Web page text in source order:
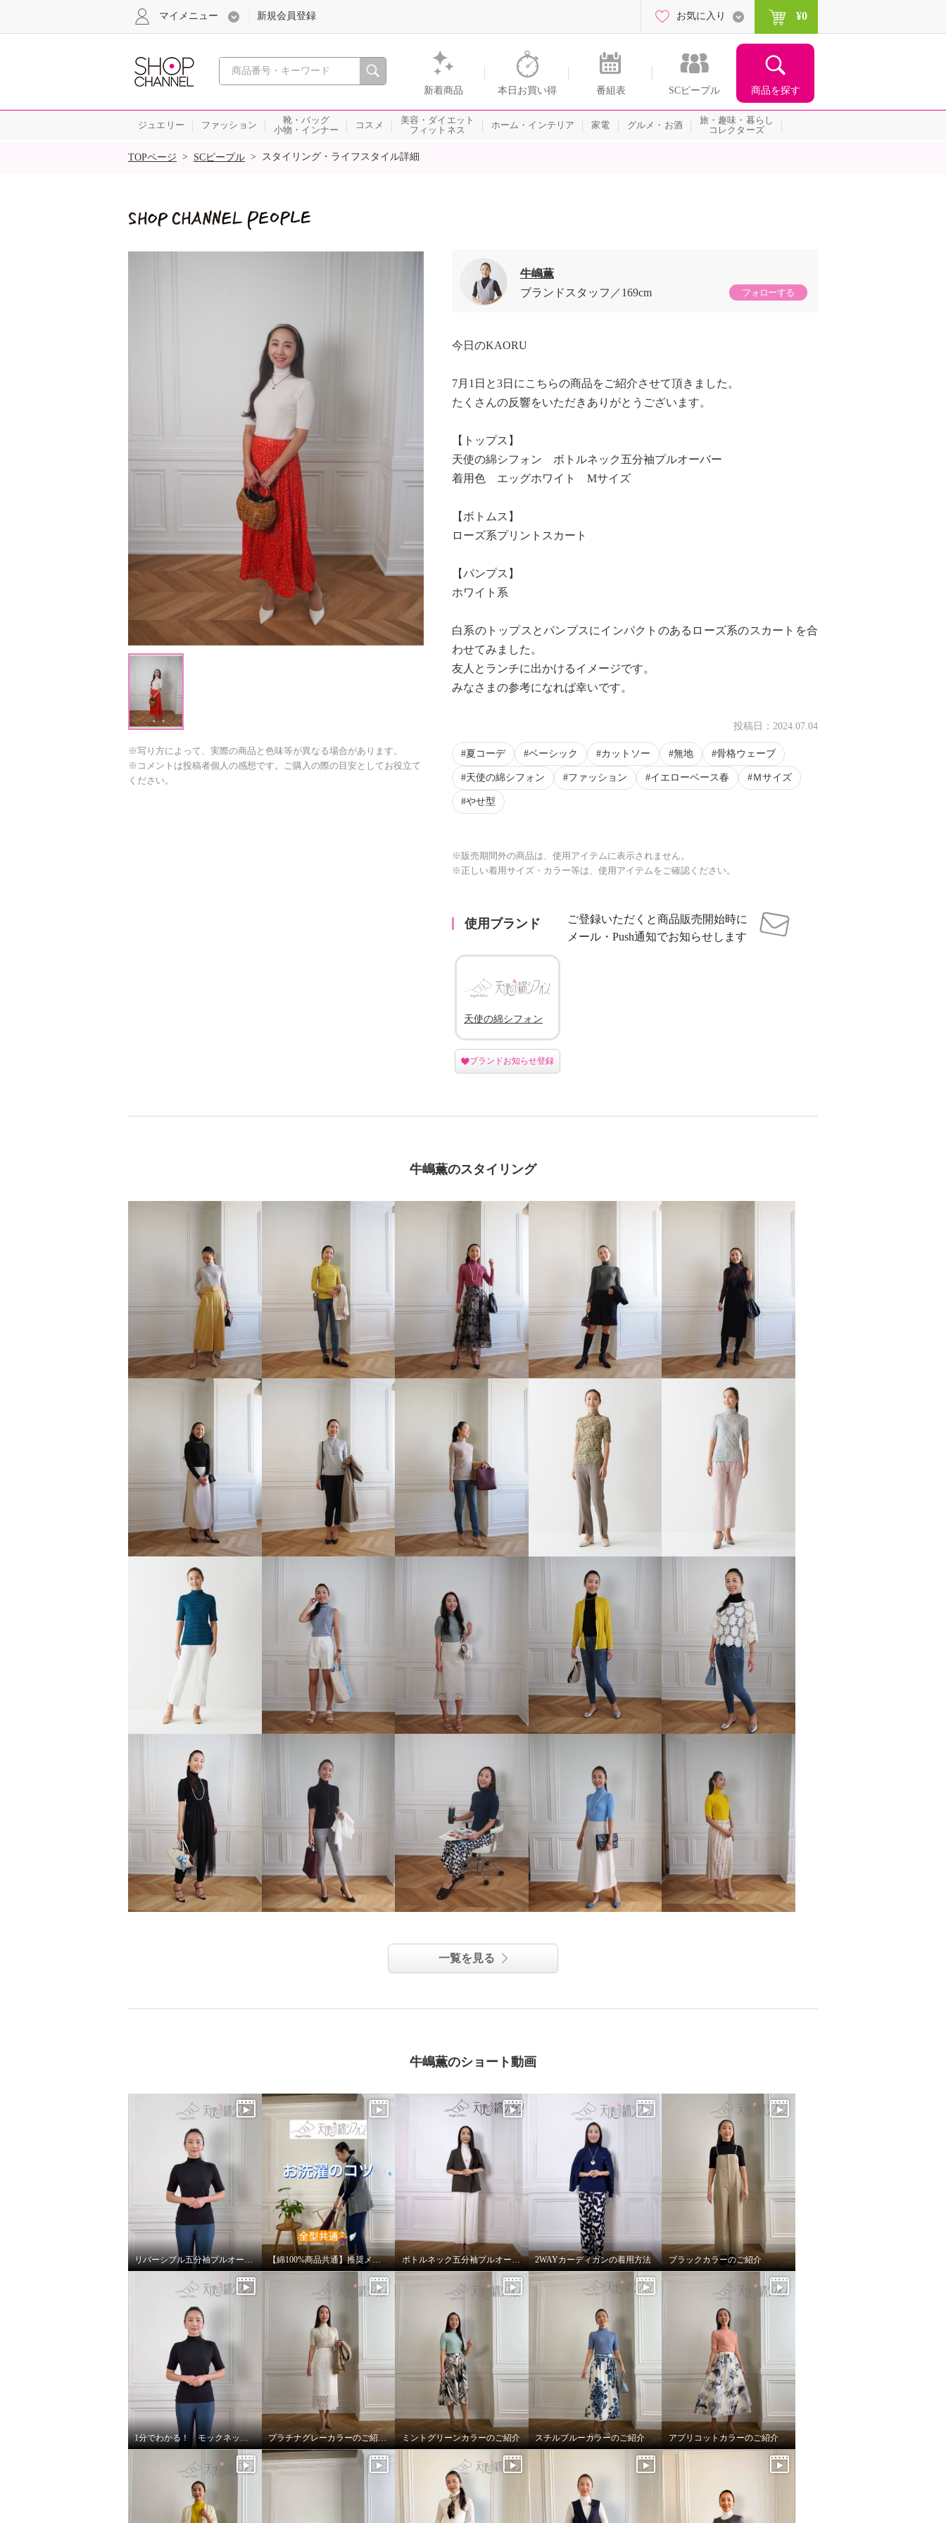
心おどる、瞬間を。通販・テレビショッピングのショップチャンネル
新着商品 本日お買い得 番組表 SCピープル 商品を探す
マイメニュー 新規会員登録 お気に入り ¥0
ジュエリー ファッション
靴・バッグ
小物・インナー
コスメ
美容・ダイエット
フィットネス
ホーム・インテリア 家電 グルメ・お酒
旅・趣味・暮らし
コレクターズ
SALE
TOPページ > SCピープル > スタイリング・ライフスタイル詳細
※写り方によって、実際の商品と色味等が異なる場合があります。
※コメントは投稿者個人の感想です。ご購入の際の目安としてお役立て
ください。
牛嶋薫
ブランドスタッフ
169cm フォローする
今日のKAORU
7月1日と3日にこちらの商品をご紹介させて頂きました。
たくさんの反響をいただきありがとうございます。
【トップス】
天使の綿シフォン ボトルネック五分袖プルオーバー
着用色 エッグホワイト Mサイズ
【ボトムス】
ローズ系プリントスカート
【パンプス】
ホワイト系
白系のトップスとパンプスにインパクトのあるローズ系のスカートを合
わせてみました。
友人とランチに出かけるイメージです。
みなさまの参考になれば幸いです。
投稿日： 2024.07.04
夏コーデ ベーシック カットソー 無地 骨格ウェーブ
天使の綿シフォン ファッション イエローベース春 Ｍサイズ
やせ型
※販売期間外の商品は、使用アイテムに表示されません。
※正しい着用サイズ・カラー等は、使用アイテムをご確認ください。
使用ブランド
ご登録いただくと商品販売開始時に
メール・Push通知でお知らせします
天使の綿シフォン
ブランドお知らせ登録
牛嶋薫のスタイリング
一覧を見る
牛嶋薫のショート動画
リバーシブル五分袖プルオーバーのご紹介 【綿100%商品共通】推奨メンテナンス方法 ボトルネック五分袖プルオーバーのご紹介 2WAYカーディガンの着用方法 ブラックカラーのご紹介
1分でわかる！ モックネックリバーシブル五分袖プルオーバー！ プラチナグレーカラーのご紹介とまとめ ミントグリーンカラーのご紹介 スチルブルーカラーのご紹介 アプリコットカラーのご紹介